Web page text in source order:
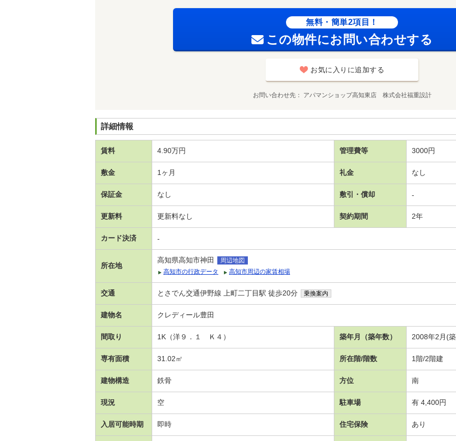
無料・簡単2項目！
この物件にお問い合わせする
お気に入りに追加する
お問い合わせ先 アパマンショップ高知東店 株式会社福重設計
詳細情報
賃料 4.90万円 管理費等 3000円
敷金 1ヶ月 礼金 なし
保証金 なし 敷引・償却 -
更新料 更新料なし 契約期間 2年
カード決済 -
所在地
高知県高知市神田
周辺地図
高知市の行政データ
高知市周辺の家賃相場
交通 とさでん交通伊野線 上町二丁目駅 徒歩20分 乗換案内
建物名 クレディール豊田
間取り 1K（洋９．１ Ｋ４） 築年月（築年数） 2008年2月(
専有面積 31.02㎡ 所在階/階数 1階/2階建
建物構造 鉄骨 方位 南
現況 空 駐車場 有 4,400円
入居可能時期 即時 住宅保険 あり